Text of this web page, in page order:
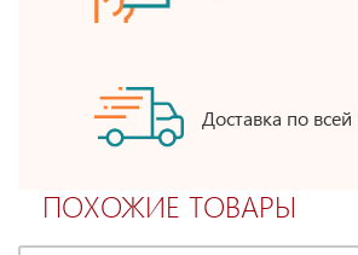
Доставка по всей
ПОХОЖИЕ ТОВАРЫ